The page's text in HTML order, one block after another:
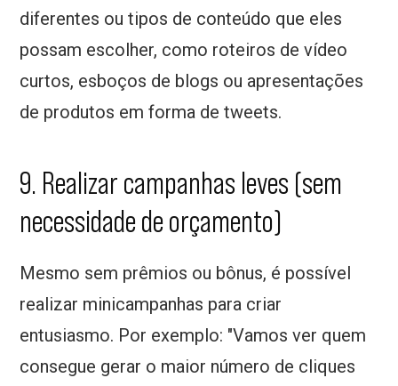
diferentes ou tipos de conteúdo que eles
possam escolher, como roteiros de vídeo
curtos, esboços de blogs ou apresentações
de produtos em forma de tweets.
9. Realizar campanhas leves (sem
necessidade de orçamento)
Mesmo sem prêmios ou bônus, é possível
realizar minicampanhas para criar
entusiasmo. Por exemplo: "Vamos ver quem
consegue gerar o maior número de cliques